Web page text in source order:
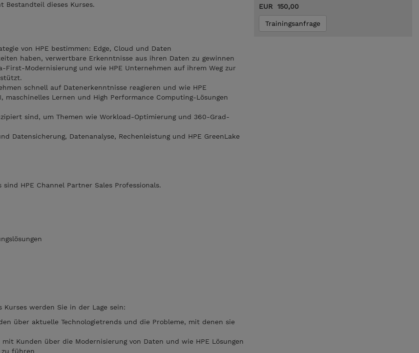
Bestandteil dieses Kurses.
von HPE bestimmen: Edge, Cloud und Daten
haben, verwertbare Erkenntnisse aus ihren Daten zu gewinnen
First-Modernisierung und wie HPE Unternehmen auf ihrem Weg zur
schnell auf Datenerkenntnisse reagieren und wie HPE
maschinelles Lernen und High Performance Computing-Lösungen
sind, um Themen wie Workload-Optimierung und 360-Grad-
Datensicherung, Datenanalyse, Rechenleistung und HPE GreenLake
HPE Channel Partner Sales Professionals.
Kurses werden Sie in der Lage sein:
über aktuelle Technologietrends und die Probleme, mit denen sie
Kunden über die Modernisierung von Daten und wie HPE Lösungen
zu führen
EUR 150,00
Trainingsanfrage